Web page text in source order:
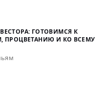
ГОТОВИМСЯ К
ПРОЦВЕТАНИЮ И КО ВСЕМУ